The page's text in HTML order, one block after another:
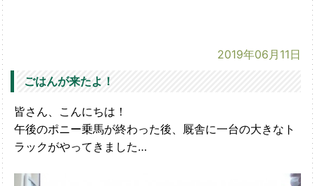
2019年06月11日
ごはんが来たよ！
皆さん、こんにちは！
午後のポニー乗馬が終わった後、厩舎に一台の大きなト
ラックがやってきました…